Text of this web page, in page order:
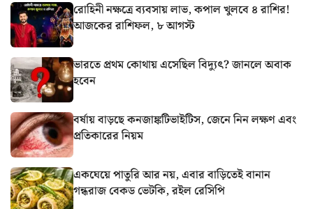
রোহিনী নক্ষত্রে ব্যবসায় লাভ, কপাল খুলবে ৪ রাশির!
আজকের রাশিফল, ৮ আগস্ট
ভারতে প্রথম কোথায় এসেছিল বিদ্যুৎ? জানলে অবাক
হবেন
বর্ষায় বাড়ছে কনজাঙ্কটিভাইটিস, জেনে নিন লক্ষণ এবং
প্রতিকারের নিয়ম
একঘেয়ে পাতুরি আর নয়, এবার বাড়িতেই বানান
গন্ধরাজ বেকড ভেটকি, রইল রেসিপি